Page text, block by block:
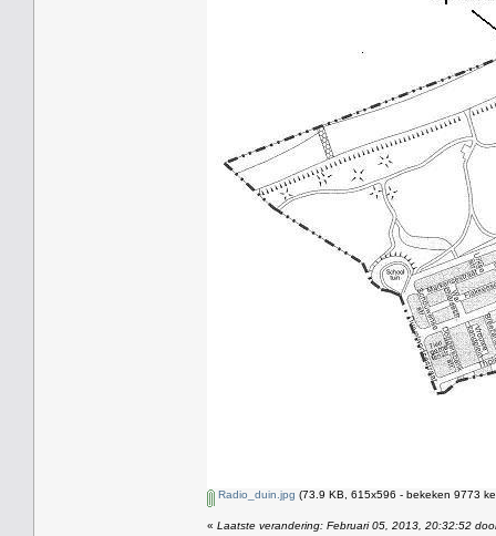
Radio_duin.jpg (73.9 KB, 615x596 - bekeken 9773
« Laatste verandering: Februari 05, 2013, 20:32:52